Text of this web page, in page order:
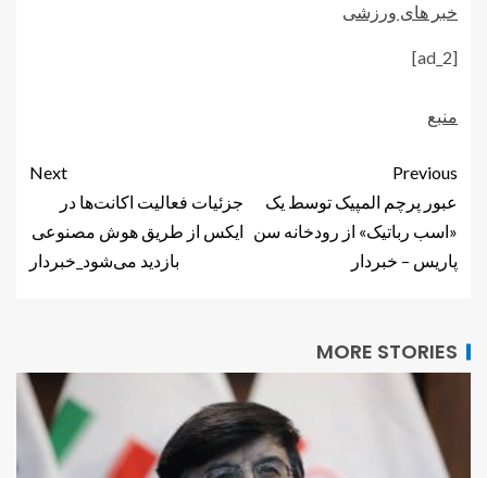
خبر های ورزشی
[ad_2]
منبع
Previous
عبور پرچم المپیک توسط یک
«اسب رباتیک» از رودخانه سن
پاریس – خبردار
Next
جزئیات فعالیت اکانت‌ها در
ایکس از طریق هوش مصنوعی
بازدید می‌شود_خبردار
MORE STORIES